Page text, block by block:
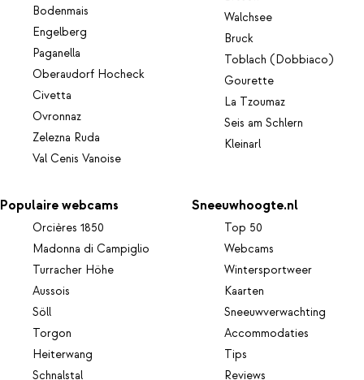
Bodenmais
Engelberg
Paganella
Oberaudorf Hocheck
Civetta
Ovronnaz
Zelezna Ruda
Val Cenis Vanoise
Walchsee
Bruck
Toblach (Dobbiaco)
Gourette
La Tzoumaz
Seis am Schlern
Kleinarl
Populaire webcams
Orcières 1850
Madonna di Campiglio
Turracher Höhe
Aussois
Söll
Torgon
Heiterwang
Schnalstal
Sneeuwhoogte.nl
Top 50
Webcams
Wintersportweer
Kaarten
Sneeuwverwachting
Accommodaties
Tips
Reviews